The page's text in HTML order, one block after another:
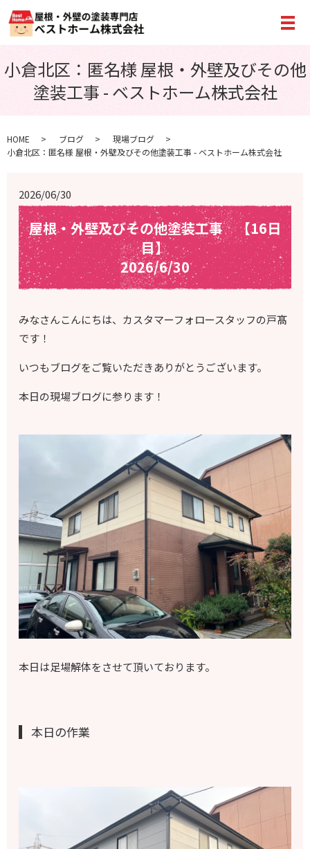
メ
小倉北区：匿名様 屋根・外壁及びその他
塗装工事 - ベストホーム株式会社
HOME ブログ
現場ブログ
小倉北区：匿名様 屋根・外壁及びその他塗装工事 - ベストホーム株式会社
2026/06/30
屋根・外壁及びその他塗装工事 【16日
目】
2026/6/30
みなさんこんにちは、カスタマーフォロースタッフの戸髙
です！
いつもブログをご覧いただきありがとうございます。
本日の現場ブログに参ります！
本日は足場解体をさせて頂いております。
本日の作業